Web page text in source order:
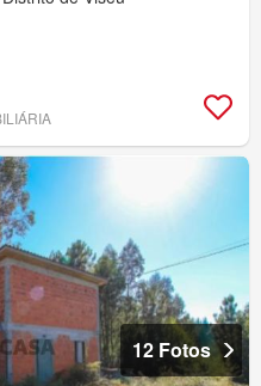
12 Fotos